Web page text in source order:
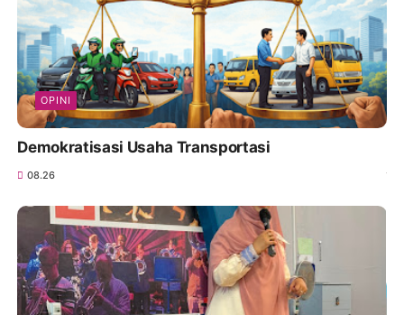
OPINI
Demokratisasi Usaha Transportasi
08.26